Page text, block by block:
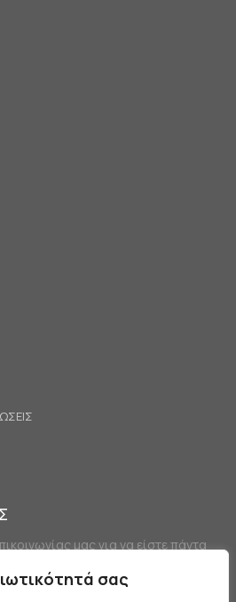
σας
μας για να είστε πάντα